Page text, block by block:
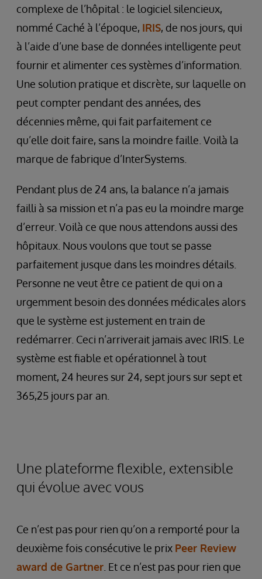
complexe de l’hôpital : le logiciel silencieux,
nommé Caché à l’époque, IRIS, de nos jours, qui
à l’aide d’une base de données intelligente peut
fournir et alimenter ces systèmes d’information.
Une solution pratique et discrète, sur laquelle on
peut compter pendant des années, des
décennies même, qui fait parfaitement ce
qu’elle doit faire, sans la moindre faille. Voilà la
marque de fabrique d’InterSystems.
Pendant plus de 24 ans, la balance n’a jamais
failli à sa mission et n’a pas eu la moindre marge
d’erreur. Voilà ce que nous attendons aussi des
hôpitaux. Nous voulons que tout se passe
parfaitement jusque dans les moindres détails.
Personne ne veut être ce patient de qui on a
urgemment besoin des données médicales alors
que le système est justement en train de
redémarrer. Ceci n’arriverait jamais avec IRIS. Le
système est fiable et opérationnel à tout
moment, 24 heures sur 24, sept jours sur sept et
365,25 jours par an.
Une plateforme flexible, extensible
qui évolue avec vous
Ce n’est pas pour rien qu’on a remporté pour la
deuxième fois consécutive le prix Peer Review
award de Gartner . Et ce n’est pas pour rien que